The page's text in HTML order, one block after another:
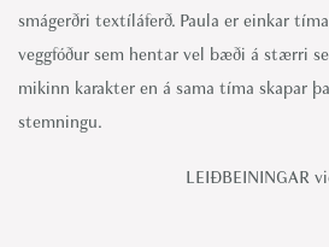
smágerðri textíláferð. Paula er einkar
veggfóður sem hentar vel bæði á stærri
mikinn karakter en á sama tíma skapar
stemningu.
LEIÐBEININGAR